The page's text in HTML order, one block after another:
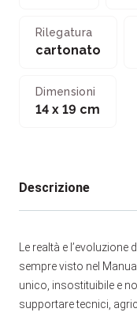
Rilegatura
cartonato
Dimensioni
14 x 19 cm
Descrizione
Le realtà e
sempre visto nel
unico, insostituibile e
supportare tecnici,